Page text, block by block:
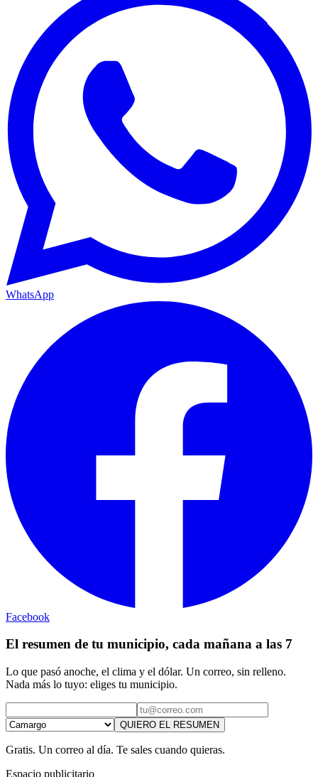
WhatsApp
Facebook
El resumen de tu municipio, cada mañana a las 7
Lo que pasó anoche, el clima y el dólar. Un correo, sin relleno.
Nada más lo tuyo: eliges tu municipio.
QUIERO EL RESUMEN
Gratis. Un correo al día. Te sales cuando quieras.
Espacio publicitario